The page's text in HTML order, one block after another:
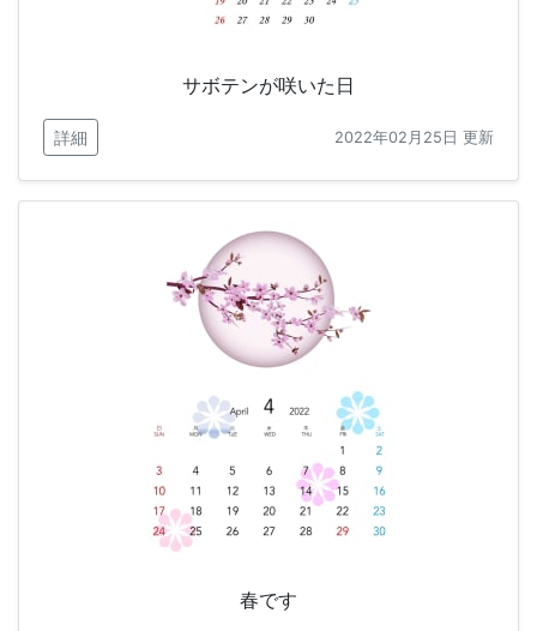
サボテンが咲いた日
詳細 2022年02月25日 更新
春です